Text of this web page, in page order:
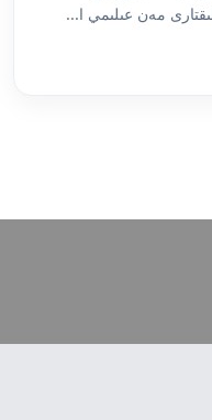
مەن عىلىمي ا...